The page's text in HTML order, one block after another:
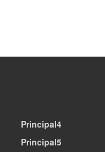
Principal4
Principal5